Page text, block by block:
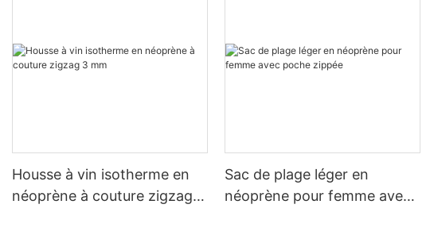
Housse à vin isotherme en
néoprène à couture zigzag 3
Sac de plage léger en
néoprène pour femme avec